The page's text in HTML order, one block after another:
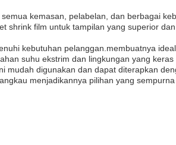
kemasan, pelabelan, dan berbagai
film untuk tampilan yang superior
kebutuhan pelanggan.membuatnya
suhu ekstrim dan lingkungan yang
digunakan dan dapat diterapkan
menjadikannya pilihan yang sempurna